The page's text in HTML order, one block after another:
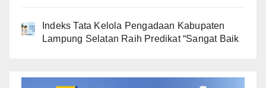
Indeks Tata Kelola Pengadaan Kabupaten
Lampung Selatan Raih Predikat “Sangat Baik